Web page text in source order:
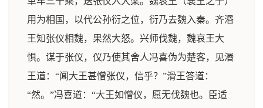
用为相国，以代公孙衍之位，衍乃去魏入秦。齐湣
王知张仪相魏，果然大怒。兴师伐魏，魏哀王大
惧。谋于张仪，仪乃使其舍人冯喜伪为楚客，见湣
王道：“闻大王甚憎张仪，信乎？”滑王答道：
“然。”冯喜道：“大王如憎仪，愿无伐魏也。臣适